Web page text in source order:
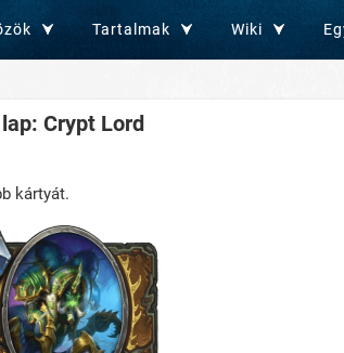
Tartalmak Wiki
Crypt Lord
kártyát.